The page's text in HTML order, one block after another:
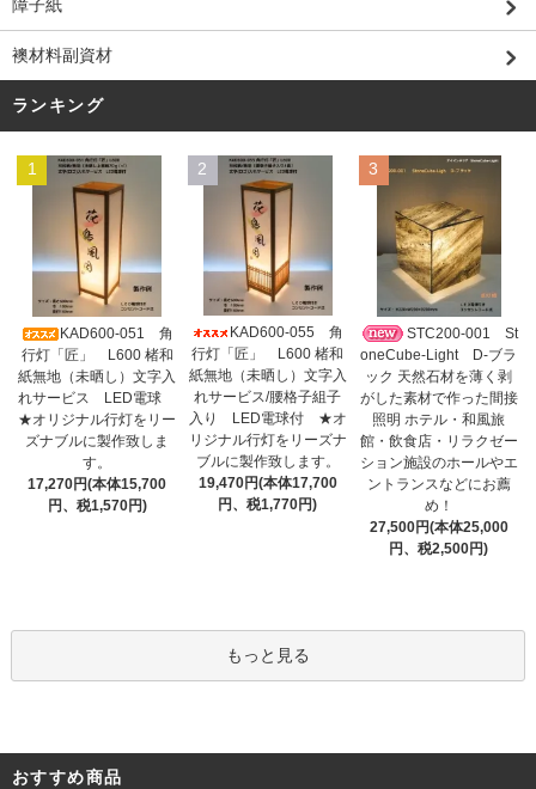
障子紙
襖材料副資材
ランキング
1
KAD600-051 角
行灯「匠」 L600 楮和
紙無地（未晒し）文字入
れサービス LED電球
★オリジナル行灯をリー
ズナブルに製作致しま
す。
17,270円(本体15,700
円、税1,570円)
2
KAD600-055 角
行灯「匠」 L600 楮和
紙無地（未晒し）文字入
れサービス/腰格子組子
入り LED電球付 ★オ
リジナル行灯をリーズナ
ブルに製作致します。
19,470円(本体17,700
円、税1,770円)
3
STC200-001 St
oneCube-Light D-ブラ
ック 天然石材を薄く剥
がした素材で作った間接
照明 ホテル・和風旅
館・飲食店・リラクゼー
ション施設のホールやエ
ントランスなどにお薦
め！
27,500円(本体25,000
円、税2,500円)
もっと見る
おすすめ商品